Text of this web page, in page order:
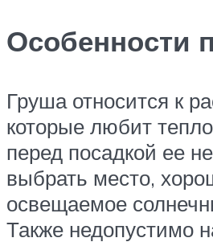
Особенности
Груша относится к
которые любит
перед посадкой ее
выбрать место,
освещаемое
Также недопустимо